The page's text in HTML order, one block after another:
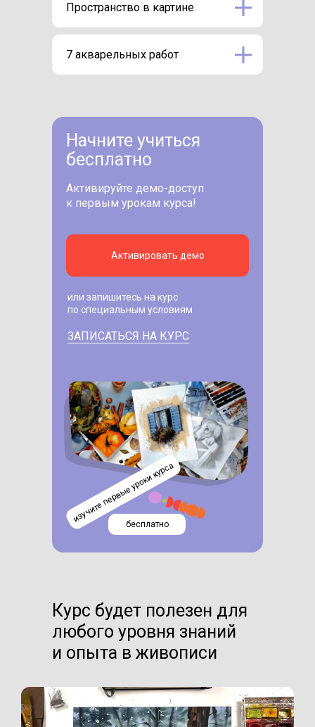
Пространство в картине
7 акварельных работ
Начните учиться
бесплатно
или запишитесь на курс
по специальным условиям
Активировать демо
бесплатно
изучите первые уроки курса
Активируйте демо-доступ
к первым урокам курса!
ЗАПИСАТЬСЯ НА КУРС
Курс будет полезен для
любого уровня знаний
и опыта в живописи